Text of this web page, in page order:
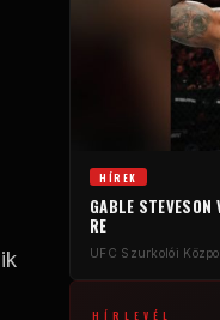
HÍREK
GABLE
RE
UFC Szurkolói
HÍRLEVÉL